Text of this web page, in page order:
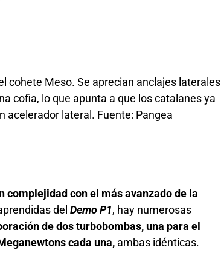
cohete Meso. Se aprecian anclajes laterales
cofia, lo que apunta a que los catalanes ya
acelerador lateral. Fuente: Pangea
complejidad con el más avanzado de la
delDemo P1, hay numerosas
de dos turbobombas, una para el
cada una, ambas idénticas.